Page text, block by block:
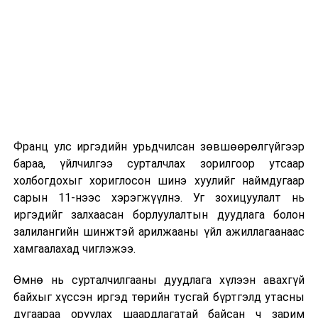
2026 оны 9 дүгээр сарын 13-наас оюутнуудыг
дотуур байранд оруулж эхэлнэ.
Сургууль, цэцэрлэгийн үйл ажиллагааны
зохицуулалт
2026 оны 8 дугаар сарын 17–28-ны өдрүүдэд
байранд элсэлт, бүртгэл болон бусад аливаа
арга хэмжээ зохион байгуулахгүй болно.
Франц улс иргэдийн урьдчилсан зөвшөөрөлгүйгээр
бараа, үйлчилгээ сурталчлах зорилгоор утсаар
холбогдохыг хориглосон шинэ хуулийг наймдугаар
сарын 11-нээс хэрэгжүүлнэ. Уг зохицуулалт нь
иргэдийг залхаасан борлуулалтын дуудлага болон
залилангийн шинжтэй арилжааны үйл ажиллагаанаас
хамгаалахад чиглэжээ.
Өмнө нь сурталчилгааны дуудлага хүлээн авахгүй
байхыг хүссэн иргэд төрийн тусгай бүртгэлд утасны
дугаараа оруулах шаардлагатай байсан ч зарим